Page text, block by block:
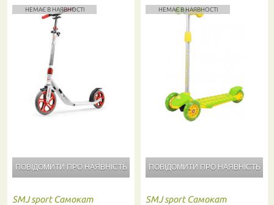
НЕМАЄ В НАЯВНОСТІ
ПОВІДОМИТИ ПРО НАЯВНІСТЬ
SMJ sport Самокат
НЕМАЄ В НАЯВНОСТІ
ПОВІДОМИТИ ПРО НАЯВНІСТЬ
SMJ sport Самокат